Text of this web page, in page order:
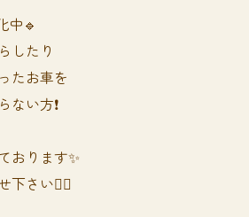
中🔹
したり
たお車を
ない方❗️
おります✨
下さい🙆‍♀️